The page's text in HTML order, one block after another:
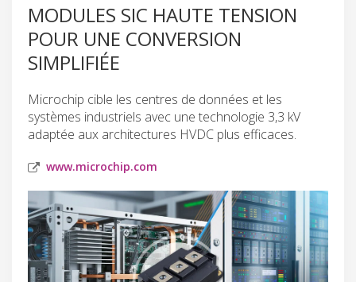
MODULES SIC HAUTE TENSION
POUR UNE CONVERSION
SIMPLIFIÉE
Microchip cible les centres de données et les
systèmes industriels avec une technologie 3,3 kV
adaptée aux architectures HVDC plus efficaces.
www.microchip.com